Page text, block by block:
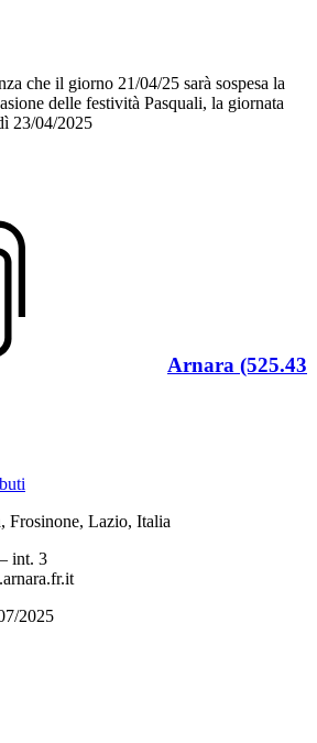
che il giorno 21/04/25 sarà sospesa la
delle festività Pasquali, la giornata
23/04/2025
Arnara (525.43
Frosinone, Lazio, Italia
int. 3
2025